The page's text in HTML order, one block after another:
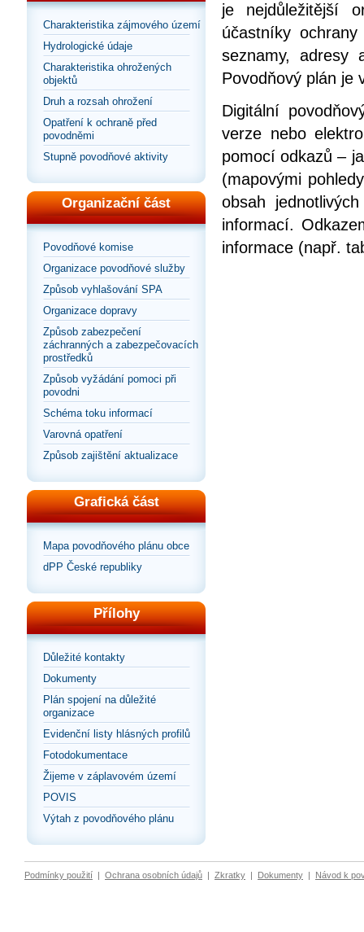
Charakteristika zájmového území
Hydrologické údaje
Charakteristika ohrožených
objektů
Druh a rozsah ohrožení
Opatření k ochraně před
povodněmi
Stupně povodňové aktivity
Organizační část
Povodňové komise
Organizace povodňové služby
Způsob vyhlašování SPA
Organizace dopravy
Způsob zabezpečení
záchranných a zabezpečovacích
prostředků
Způsob vyžádání pomoci při
povodni
Schéma toku informací
Varovná opatření
Způsob zajištění aktualizace
Grafická část
Mapa povodňového plánu obce
dPP České republiky
Přílohy
Důležité kontakty
Dokumenty
Plán spojení na důležité
organizace
Evidenční listy hlásných profilů
Fotodokumentace
Žijeme v záplavovém území
POVIS
Výtah z povodňového plánu
je nejdůležitější
účastníky
seznamy, adresy
Povodňový plán je
Digitální
verze nebo
pomocí odkazů –
(mapovými
obsah
informací.
informace (např.
Podmínky použití | Ochrana osobních údajů | Zkratky | Dokumenty | Návod k